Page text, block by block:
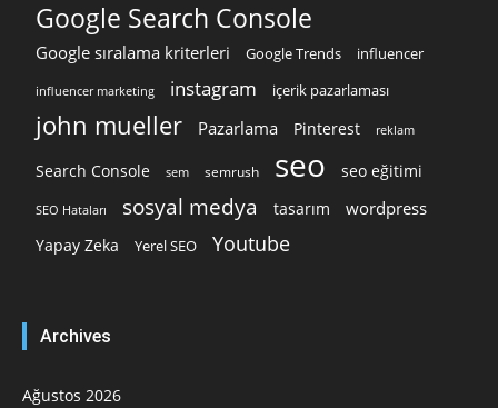
Google Search Console
Google sıralama kriterleri Google Trends influencer
influencer marketing instagram içerik pazarlaması
john mueller Pazarlama Pinterest reklam
Search Console sem semrush seo seo eğitimi
SEO Hataları sosyal medya tasarım wordpress
Yapay Zeka Yerel SEO Youtube
Archives
Ağustos 2026